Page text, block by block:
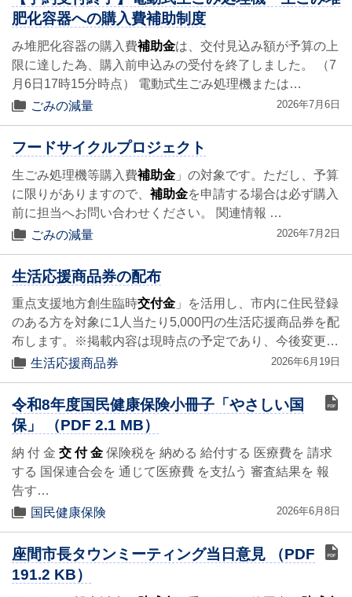
肥化容器への購入費補助制度
み堆肥化容器の購入費補助金は、交付見込み額が予算の上
限に達した為、購入前申込みの受付を終了しました。 （7
月6日17時15分時点） 電動式生ごみ処理機または…
ごみの減量
2026年7月6日
フードサイクルプロジェクト
生ごみ処理機等購入費補助金 」の対象です。ただし、予算
に限りがありますので、 補助金を申請する場合は必ず購入
前に担当へお問い合わせください。 関連情報 …
ごみの減量
2026年7月2日
生活応援商品券の配布
重点支援地方創生臨時交付金 」を活用し、市内に住民登録
のある方を対象に1人当たり5,000円の生活応援商品券を配
布します。※掲載内容は現時点の予定であり、今後変更…
生活応援商品券
2026年6月19日
令和8年度国民健康保険小冊子「やさしい国
保」 （PDF 2.1 MB）
納 付 金 交 付 金 保険税を 納める 給付する 医療費を 請求
する 国保連合会を 通じて医療費 を支払う 審査結果を 報
告す…
国民健康保険
2026年6月8日
座間市長タウンミーティング当日意見 （PDF
191.2 KB）